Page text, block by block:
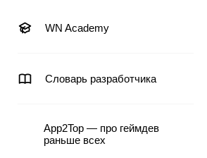
WN Academy
Словарь разработчика
App2Top — про геймдев
раньше всех